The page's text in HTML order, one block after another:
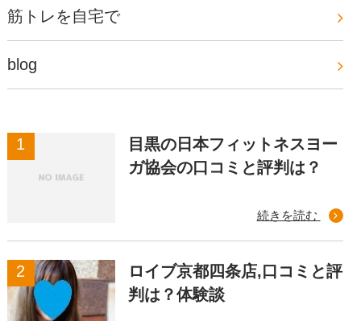
筋トレを自宅で
blog
目黒の日本フィットネスヨー
ガ協会の口コミと評判は？
続きを読む
ロイブ京都四条店,口コミと評
判は？体験談